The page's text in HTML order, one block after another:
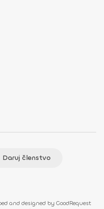
Daruj členstvo
and designed by GoodRequest